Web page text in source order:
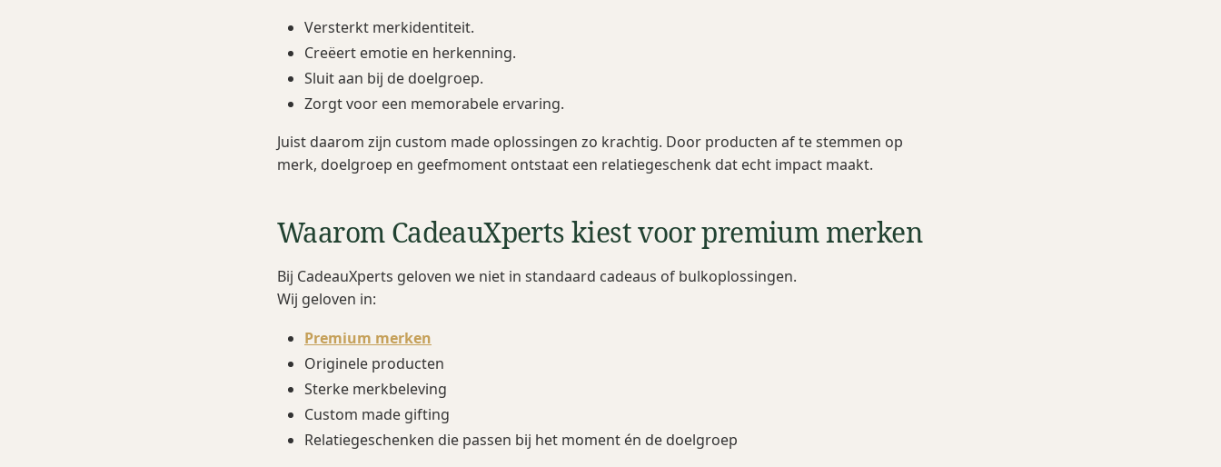
Versterkt merkidentiteit.
Creëert emotie en herkenning.
Sluit aan bij de doelgroep.
Zorgt voor een memorabele ervaring.
Juist daarom zijn custom made oplossingen zo krachtig. Door producten af te stemmen op
merk, doelgroep en geefmoment ontstaat een relatiegeschenk dat echt impact maakt.
Waarom CadeauXperts kiest voor premium merken
Bij CadeauXperts geloven we niet in standaard cadeaus of bulkoplossingen.
Wij geloven in:
Premium merken
Originele producten
Sterke merkbeleving
Custom made gifting
Relatiegeschenken die passen bij het moment én de doelgroep